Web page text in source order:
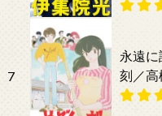
7
永遠
刻／高